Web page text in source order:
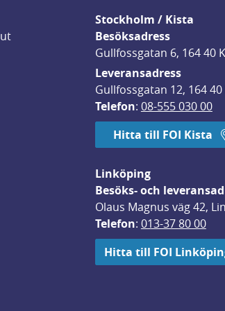
webbplats, öppnas i nytt fönster.
Stockholm / Kista
Besöksadress
Gullfossgatan 6, 164 40
Leveransadress
Gullfossgatan 12, 164 40
Telefon: 08-555 030 00
Hitta till FOI Kista
Linköping
Besöks- och
Olaus Magnus väg 42,
Telefon: 013-37 80 00
Hitta till FOI